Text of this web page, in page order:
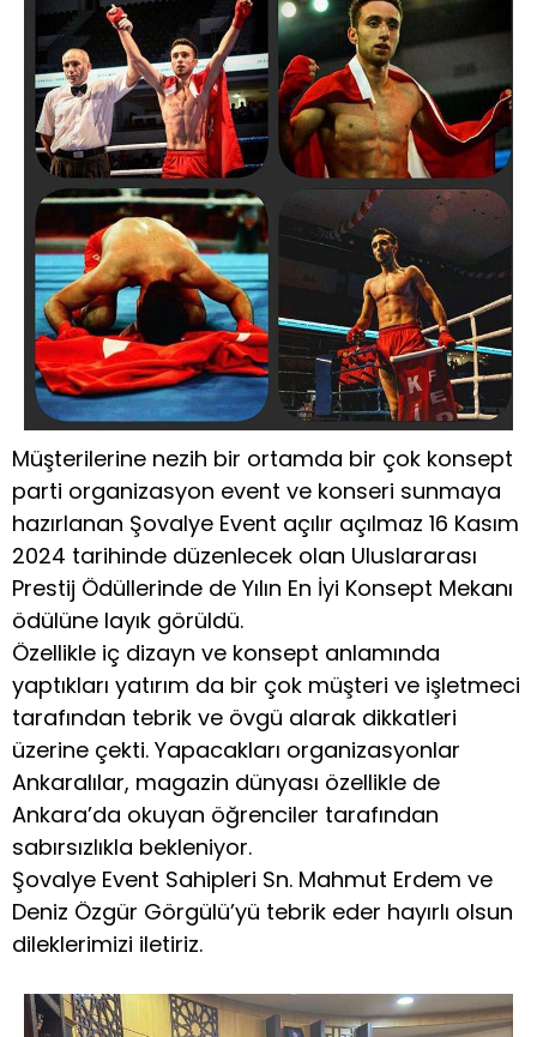
Müşterilerine nezih bir ortamda bir çok konsept
parti organizasyon event ve konseri sunmaya
hazırlanan Şovalye Event açılır açılmaz 16 Kasım
2024 tarihinde düzenlecek olan Uluslararası
Prestij Ödüllerinde de Yılın En İyi Konsept Mekanı
ödülüne layık görüldü.
Özellikle iç dizayn ve konsept anlamında
yaptıkları yatırım da bir çok müşteri ve işletmeci
tarafından tebrik ve övgü alarak dikkatleri
üzerine çekti. Yapacakları organizasyonlar
Ankaralılar, magazin dünyası özellikle de
Ankara’da okuyan öğrenciler tarafından
sabırsızlıkla bekleniyor.
Şovalye Event Sahipleri Sn. Mahmut Erdem ve
Deniz Özgür Görgülü’yü tebrik eder hayırlı olsun
dileklerimizi iletiriz.